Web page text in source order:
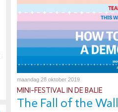
maandag 28 oktober 2019
MI­NI-FES­TI­VAL IN DE BALIE
The Fall of the Wall